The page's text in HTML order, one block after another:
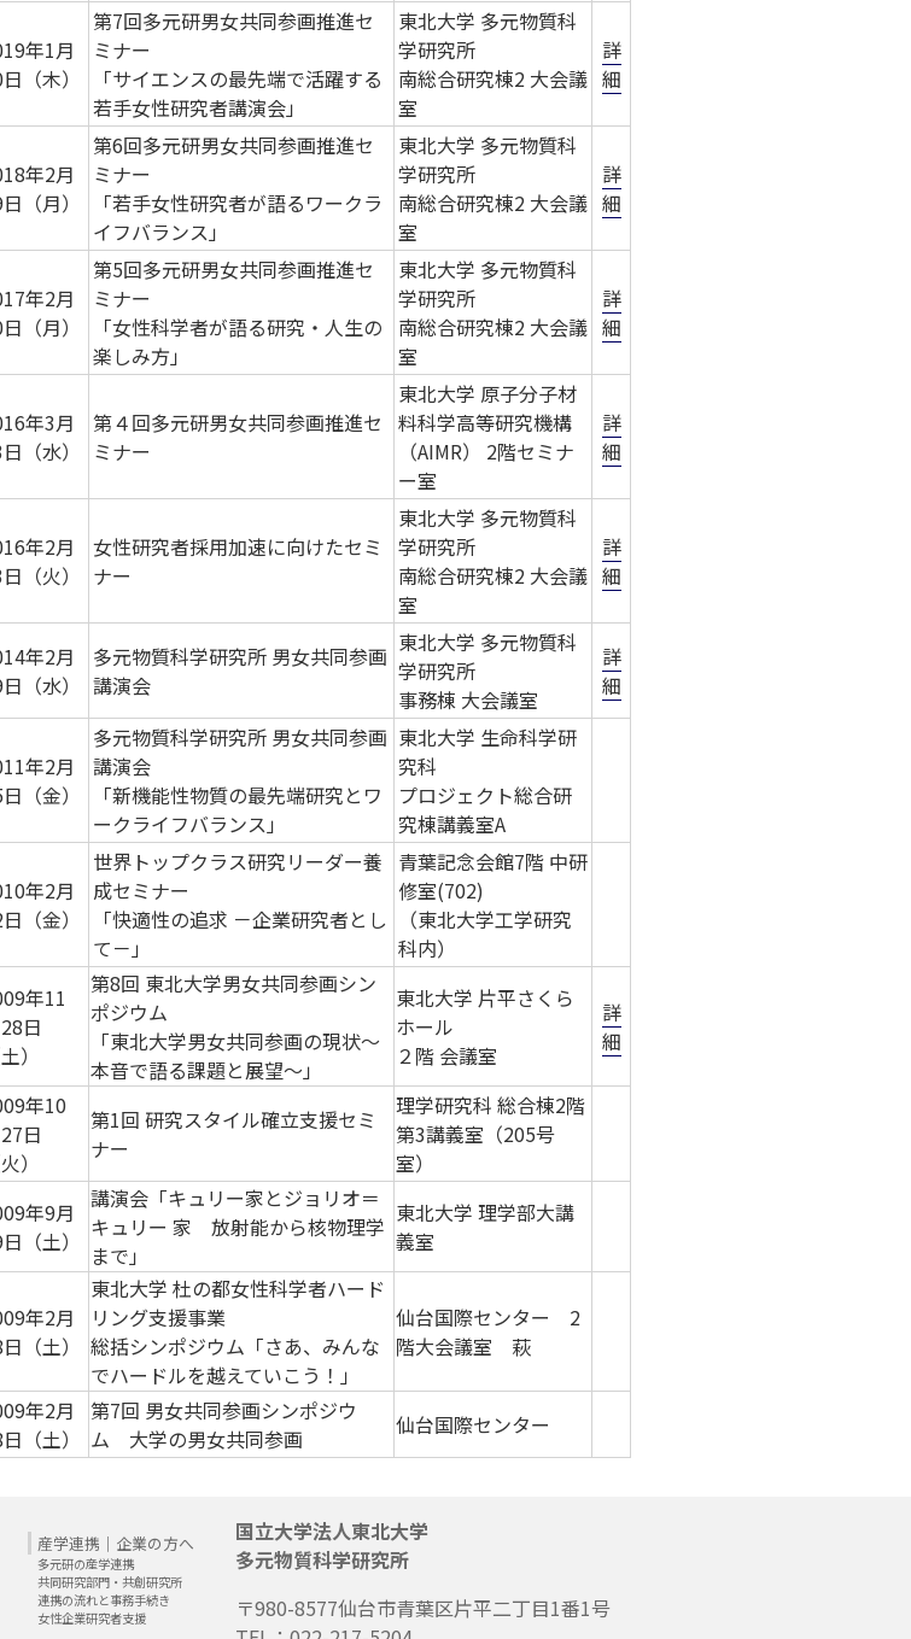
年1月
（木）
第7回多元研男女共同参画推進セ
ミナー
「サイエンスの最先端で活躍する
若手女性研究者講演会」
東北大学 多元物質科
学研究所
南総合研究棟2 大会議
室
詳
細
年2月
（月）
第6回多元研男女共同参画推進セ
ミナー
「若手女性研究者が語るワークラ
イフバランス」
東北大学 多元物質科
学研究所
南総合研究棟2 大会議
室
詳
細
年2月
（月）
第5回多元研男女共同参画推進セ
ミナー
「女性科学者が語る研究・人生の
楽しみ方」
東北大学 多元物質科
学研究所
南総合研究棟2 大会議
室
詳
細
年3月
（水）
第４回多元研男女共同参画推進セ
ミナー
東北大学 原子分子材
料科学高等研究機構
（AIMR） 2階セミナ
ー室
詳
細
年2月
（火）
女性研究者採用加速に向けたセミ
ナー
東北大学 多元物質科
学研究所
南総合研究棟2 大会議
室
詳
細
年2月
（水）
多元物質科学研究所 男女共同参画
講演会
東北大学 多元物質科
学研究所
事務棟 大会議室
詳
細
年2月
（金）
多元物質科学研究所 男女共同参画
講演会
「新機能性物質の最先端研究とワ
ークライフバランス」
東北大学 生命科学研
究科
プロジェクト総合研
究棟講義室A
年2月
（金）
世界トップクラス研究リーダー養
成セミナー
「快適性の追求 －企業研究者とし
て－」
青葉記念会館7階 中研
修室(702)
（東北大学工学研究
科内）
年11
日
土）
第8回 東北大学男女共同参画シン
ポジウム
「東北大学男女共同参画の現状～
本音で語る課題と展望～」
東北大学 片平さくら
ホール
２階 会議室
詳
細
年10
日
火）
第1回 研究スタイル確立支援セミ
ナー
理学研究科 総合棟2階
第3講義室（205号
室）
年9月
（土）
講演会「キュリー家とジョリオ＝
キュリー 家 放射能から核物理学
まで」
東北大学 理学部大講
義室
年2月
（土）
東北大学 杜の都女性科学者ハード
リング支援事業
総括シンポジウム「さあ、みんな
でハードルを越えていこう！」
仙台国際センター 2
階大会議室 萩
年2月
（土）
第7回 男女共同参画シンポジウ
ム 大学の男女共同参画
仙台国際センター
産学連携｜企業の方へ
多元研の産学連携
共同研究部門・共創研究所
連携の流れと事務手続き
女性企業研究者支援
国立大学法人東北大学
多元物質科学研究所
〒980-8577仙台市青葉区片平二丁目1番1号